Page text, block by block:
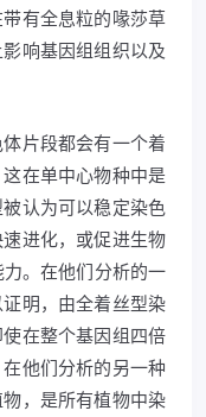
有全息粒的喙莎草
响基因组组织以及
片段都会有一个着
在单中心物种中是
认为可以稳定染色
进化，或促进生物
。在他们分析的一
明，由全着丝型染
在整个基因组四倍
他们分析的另一种
，是所有植物中染